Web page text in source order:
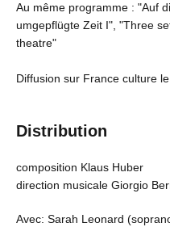
Au même programme : "Auf
umgepflügte Zeit I", "Three
theatre"
Diffusion sur France culture
Distribution
composition Klaus Huber
direction musicale Giorgio
Avec: Sarah Leonard